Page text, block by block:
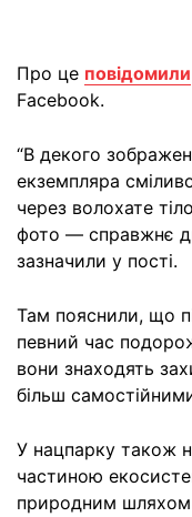
Про це повідомили
Facebook.
“В декого
екземпляра
через волохате
фото — справжнє
зазначили у пості.
Там пояснили, що
певний час
вони знаходять
більш
У нацпарку також
частиною
природним шляхом